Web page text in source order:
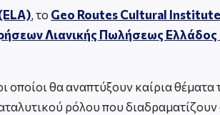
, το Geo Routes Cultural Institute
Λιανικής Πωλήσεως
θα αναπτύξουν καίρια θέματα
ρόλου που